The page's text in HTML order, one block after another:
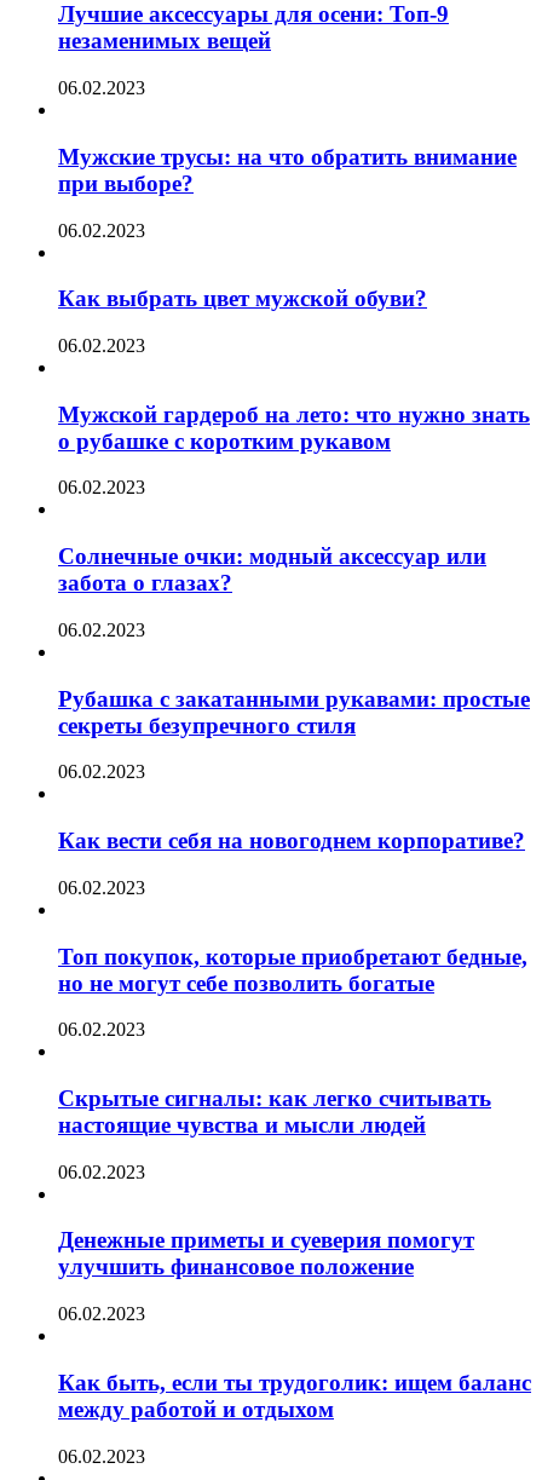
Лучшие аксессуары для осени: Топ-9
незаменимых вещей
06.02.2023
Мужские трусы: на что обратить внимание
при выборе?
06.02.2023
Как выбрать цвет мужской обуви?
06.02.2023
Мужской гардероб на лето: что нужно знать
о рубашке с коротким рукавом
06.02.2023
Солнечные очки: модный аксессуар или
забота о глазах?
06.02.2023
Рубашка с закатанными рукавами: простые
секреты безупречного стиля
06.02.2023
Как вести себя на новогоднем корпоративе?
06.02.2023
Топ покупок, которые приобретают бедные,
но не могут себе позволить богатые
06.02.2023
Скрытые сигналы: как легко считывать
настоящие чувства и мысли людей
06.02.2023
Денежные приметы и суеверия помогут
улучшить финансовое положение
06.02.2023
Как быть, если ты трудоголик: ищем баланс
между работой и отдыхом
06.02.2023